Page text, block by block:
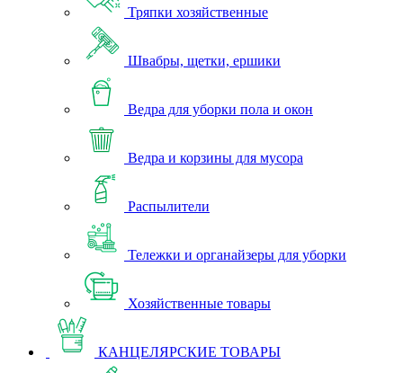
Тряпки хозяйственные
Швабры, щетки, ершики
Ведра для уборки пола и окон
Ведра и корзины для мусора
Распылители
Тележки и органайзеры для уборки
Хозяйственные товары
КАНЦЕЛЯРСКИЕ ТОВАРЫ